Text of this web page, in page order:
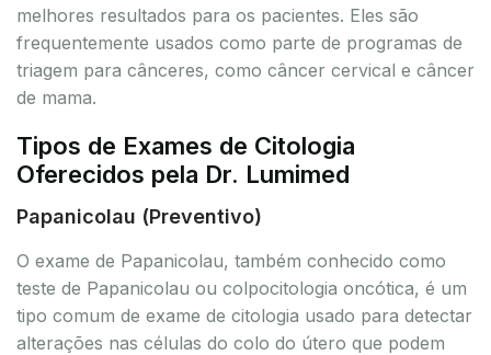
melhores resultados para os pacientes. Eles são
frequentemente usados como parte de programas de
triagem para cânceres, como câncer cervical e câncer
de mama.
Tipos de Exames de Citologia
Oferecidos pela Dr. Lumimed
Papanicolau (Preventivo)
O exame de Papanicolau, também conhecido como
teste de Papanicolau ou colpocitologia oncótica, é um
tipo comum de exame de citologia usado para detectar
alterações nas células do colo do útero que podem